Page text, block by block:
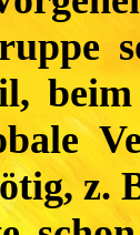
z.